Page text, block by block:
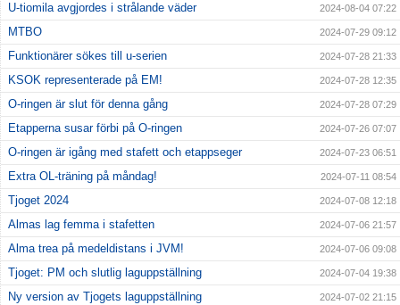
U-tiomila avgjordes i strålande väder 2024-08-04 07:22
MTBO 2024-07-29 09:12
Funktionärer sökes till u-serien 2024-07-28 21:33
KSOK representerade på EM! 2024-07-28 12:35
O-ringen är slut för denna gång 2024-07-28 07:29
Etapperna susar förbi på O-ringen 2024-07-26 07:07
O-ringen är igång med stafett och etappseger 2024-07-23 06:51
Extra OL-träning på måndag! 2024-07-11 08:54
Tjoget 2024 2024-07-08 12:18
Almas lag femma i stafetten 2024-07-06 21:57
Alma trea på medeldistans i JVM! 2024-07-06 09:08
Tjoget: PM och slutlig laguppställning 2024-07-04 19:38
Ny version av Tjogets laguppställning 2024-07-02 21:15